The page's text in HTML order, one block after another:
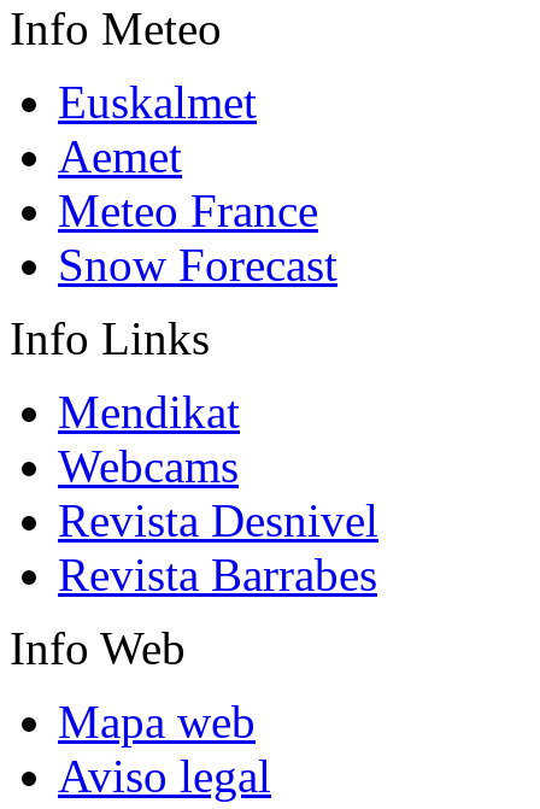
Info Meteo
Euskalmet
Aemet
Meteo France
Snow Forecast
Info Links
Mendikat
Webcams
Revista Desnivel
Revista Barrabes
Info Web
Mapa web
Aviso legal